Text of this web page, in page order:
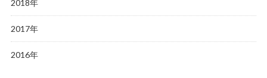
2018年
2017年
2016年